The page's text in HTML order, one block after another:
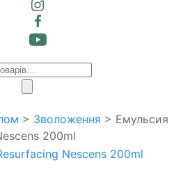
> Зволоження > Емульсия
200ml